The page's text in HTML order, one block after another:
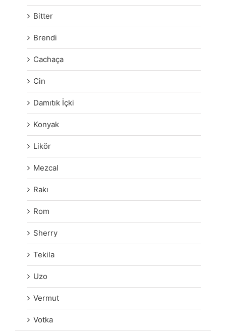
Bitter
Brendi
Cachaça
Cin
Damıtık İçki
Konyak
Likör
Mezcal
Rakı
Rom
Sherry
Tekila
Uzo
Vermut
Votka